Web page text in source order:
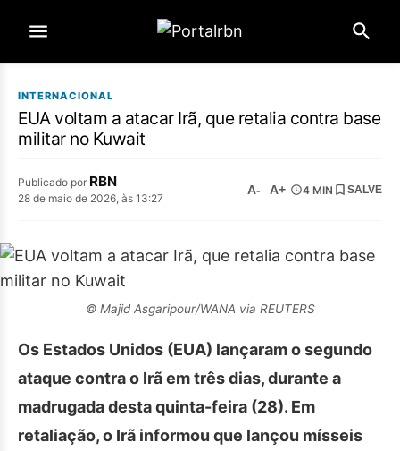
INTERNACIONAL
EUA voltam a atacar Irã, que retalia contra base
militar no Kuwait
Publicado por RBN
28 de maio de 2026, às 13:27
A- A+ 4 MIN SALVE
© Majid Asgaripour/WANA via REUTERS
Os Estados Unidos (EUA) lançaram o segundo
ataque contra o Irã em três dias, durante a
madrugada desta quinta-feira (28). Em
retaliação, o Irã informou que lançou mísseis